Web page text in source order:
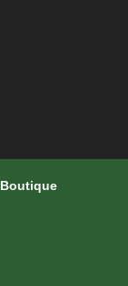
Boutique